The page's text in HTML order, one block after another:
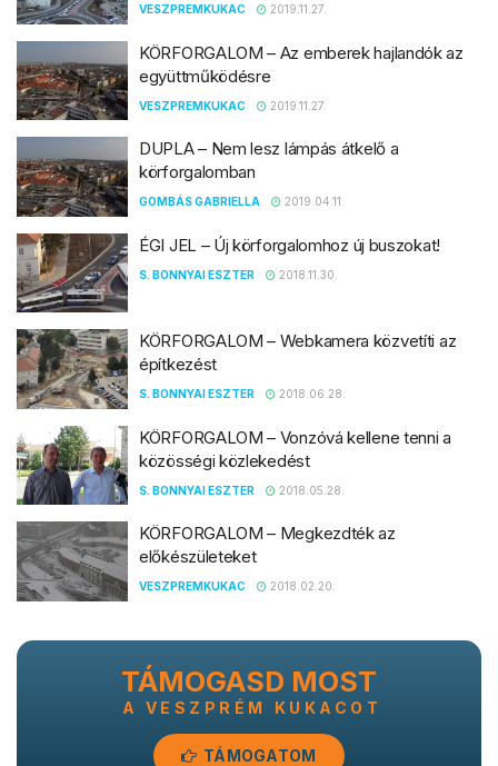
VESZPREMKUKAC 2019.11.27.
KÖRFORGALOM – Az emberek hajlandók az
együttműködésre
VESZPREMKUKAC 2019.11.27.
DUPLA – Nem lesz lámpás átkelő a
körforgalomban
GOMBÁS GABRIELLA 2019.04.11.
ÉGI JEL – Új körforgalomhoz új buszokat!
S. BONNYAI ESZTER 2018.11.30.
KÖRFORGALOM – Webkamera közvetíti az
építkezést
S. BONNYAI ESZTER 2018.06.28.
KÖRFORGALOM – Vonzóvá kellene tenni a
közösségi közlekedést
S. BONNYAI ESZTER 2018.05.28.
KÖRFORGALOM – Megkezdték az
előkészületeket
VESZPREMKUKAC 2018.02.20.
TÁMOGASD MOST
A VESZPRÉM KUKACOT
TÁMOGATOM